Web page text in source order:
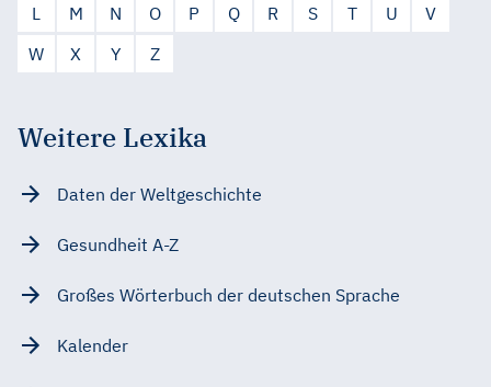
L
M N O P Q R S T U
V
W
X Y Z
Weitere Lexika
Daten der Weltgeschichte
Gesundheit A-Z
Großes Wörterbuch der deutschen Sprache
Kalender